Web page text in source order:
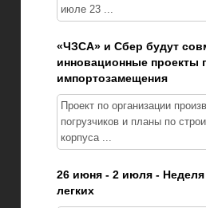
июле 23 ...
«ЧЗСА» и Сбер будут
инновационные проекты
импортозамещения
Проект по организации
погрузчиков и планы по
корпуса ...
26 июня - 2 июля -
легких